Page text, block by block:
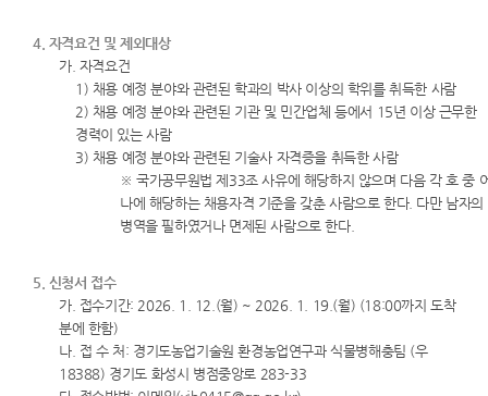
4. 자격요건 및 제외대상
가. 자격요건
1) 채용 예정 분야와 관련된 학과의 박사 이상의 학위를 취득한 사람
2) 채용 예정 분야와 관련된 기관 및 민간업체 등에서 15년 이상 근무한
경력이 있는 사람
3) 채용 예정 분야와 관련된 기술사 자격증을 취득한 사람
※ 국가공무원법 제33조 사유에 해당하지 않으며 다음 각 호 중
나에 해당하는 채용자격 기준을 갖춘 사람으로 한다. 다만 남자의
병역을 필하였거나 면제된 사람으로 한다.
5. 신청서 접수
가. 접수기간: 2026. 1. 12.(월) ~ 2026. 1. 19.(월) (18:00까지 도착
분에 한함)
나. 접 수 처: 경기도농업기술원 환경농업연구과 식물병해충팀 (우
18388) 경기도 화성시 병점중앙로 283-33